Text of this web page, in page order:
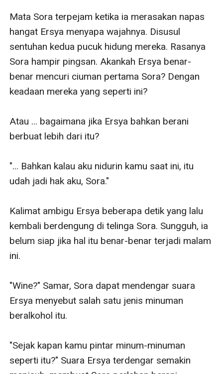
Mata Sora terpejam ketika ia merasakan napas
hangat Ersya menyapa wajahnya. Disusul
sentuhan kedua pucuk hidung mereka. Rasanya
Sora hampir pingsan. Akankah Ersya benar-
benar mencuri ciuman pertama Sora? Dengan
keadaan mereka yang seperti ini?
Atau ... bagaimana jika Ersya bahkan berani
berbuat lebih dari itu?
"... Bahkan kalau aku nidurin kamu saat ini, itu
udah jadi hak aku, Sora."
Kalimat ambigu Ersya beberapa detik yang lalu
kembali berdengung di telinga Sora. Sungguh, ia
belum siap jika hal itu benar-benar terjadi malam
ini.
"Wine?" Samar, Sora dapat mendengar suara
Ersya menyebut salah satu jenis minuman
beralkohol itu.
"Sejak kapan kamu pintar minum-minuman
seperti itu?" Suara Ersya terdengar semakin